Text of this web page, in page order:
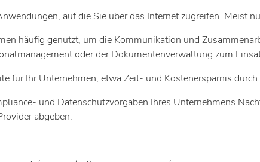
auf die Sie über das Internet zugreifen. Meist
häufig genutzt, um die Kommunikation und
oder der Dokumentenverwaltung zum
für Ihr Unternehmen, etwa Zeit- und Kostenersparnis
und Datenschutzvorgaben Ihres Unternehmens
abgeben.